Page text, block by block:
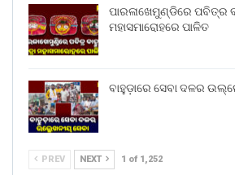
ପାରଳାଖେମୁଣ୍ଡିରେ ପବିତ୍ର
ମହାସମାରୋହରେ ପାଳିତ
ବାହୁଡ଼ାରେ ସେବା ଦଳର
PREV NEXT 1 of 1,252